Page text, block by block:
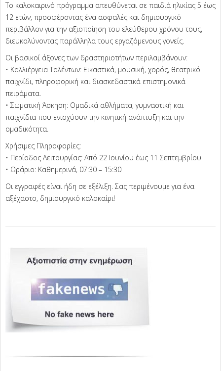
Το καλοκαιρινό πρόγραμμα απευθύνεται σε παιδιά ηλικίας 5 έως
12 ετών, προσφέροντας ένα ασφαλές και δημιουργικό
περιβάλλον για την αξιοποίηση του ελεύθερου χρόνου τους,
διευκολύνοντας παράλληλα τους εργαζόμενους γονείς.
Οι βασικοί άξονες των δραστηριοτήτων περιλαμβάνουν:
• Καλλιέργεια Ταλέντων: Εικαστικά, μουσική, χορός, θεατρικό
παιχνίδι, πληροφορική και διασκεδαστικά επιστημονικά
πειράματα.
• Σωματική Άσκηση: Ομαδικά αθλήματα, γυμναστική και
παιχνίδια που ενισχύουν την κινητική ανάπτυξη και την
ομαδικότητα.
Χρήσιμες Πληροφορίες:
• Περίοδος Λειτουργίας: Από 22 Ιουνίου έως 11 Σεπτεμβρίου
• Ωράριο: Καθημερινά, 07:30 – 15:30
Οι εγγραφές είναι ήδη σε εξέλιξη. Σας περιμένουμε για ένα
αξέχαστο, δημιουργικό καλοκαίρι!